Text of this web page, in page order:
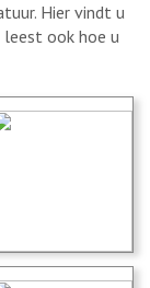
Hier vindt u
ook hoe u